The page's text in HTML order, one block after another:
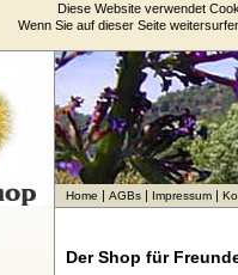
Diese Website verwendet
Wenn Sie auf dieser Seite
Home | AGBs| Impressum|
Der Shop für